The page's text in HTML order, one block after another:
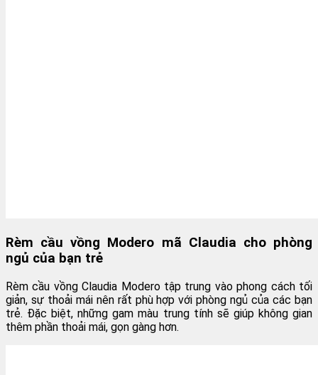
Rèm cầu vồng Modero mã Claudia cho phòng
ngủ của bạn trẻ
Rèm cầu vồng Claudia Modero tập trung vào phong cách tối
giản, sự thoải mái nên rất phù hợp với phòng ngủ của các bạn
trẻ. Đặc biệt, những gam màu trung tính sẽ giúp không gian
thêm phần thoải mái, gọn gàng hơn.